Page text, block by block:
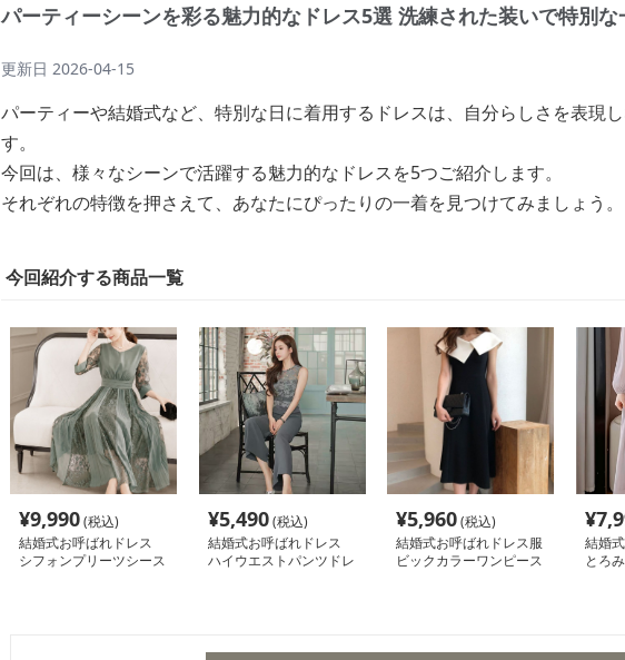
パーティーシーンを彩る魅力的なドレス5選 洗練された装いで特別な
更新日 2026-04-15
パーティーや結婚式など、特別な日に着用するドレスは、自分らしさを表現
す。
今回は、様々なシーンで活躍する魅力的なドレスを5つご紹介します。
それぞれの特徴を押さえて、あなたにぴったりの一着を見つけてみましょう。
今回紹介する商品一覧
¥9,990(税込)
結婚式お呼ばれドレス
シフォンプリーツシース
¥5,490(税込)
結婚式お呼ばれドレス
ハイウエストパンツドレ
¥5,960(税込)
結婚式お呼ばれドレス服
ビックカラーワンピース
¥
結婚
とろ